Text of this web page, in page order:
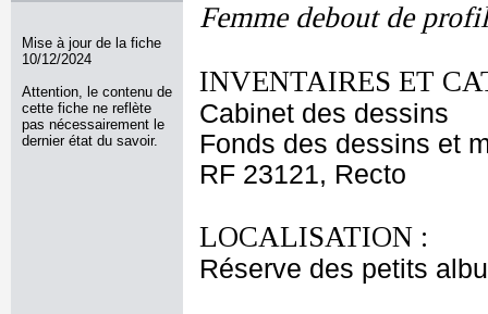
Mise à jour de la fiche
10/12/2024
Attention, le contenu de
cette fiche ne reflète
pas nécessairement le
dernier état du savoir.
Femme debout de
INVENTAIRES ET
Cabinet des dessins
Fonds des dessins et
RF 23121, Recto
LOCALISATION :
Réserve des petits